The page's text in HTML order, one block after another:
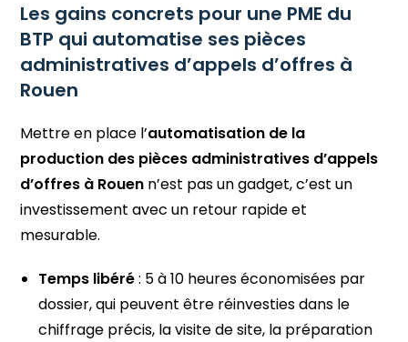
Les gains concrets pour une PME du
BTP qui automatise ses pièces
administratives d’appels d’offres à
Rouen
Mettre en place l’automatisation de la
production des pièces administratives d’appels
d’offres à Rouen n’est pas un gadget, c’est un
investissement avec un retour rapide et
mesurable.
Temps libéré: 5 à 10 heures économisées par
dossier, qui peuvent être réinvesties dans le
chiffrage précis, la visite de site, la préparation